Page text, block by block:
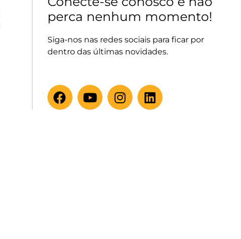
perca nenhum momento!
Siga-nos nas redes sociais para ficar por
dentro das últimas novidades.